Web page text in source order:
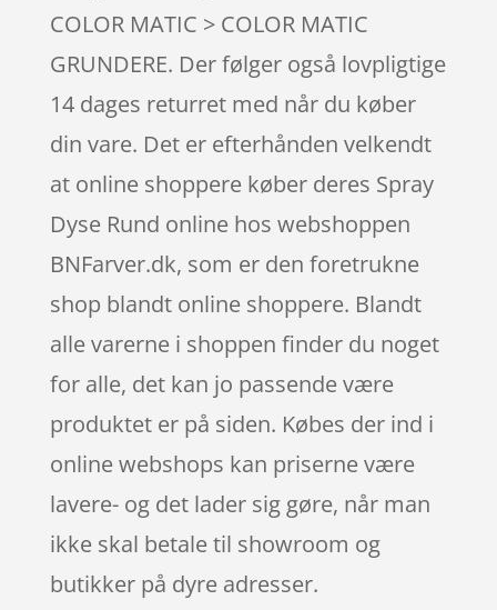
COLOR MATIC > COLOR MATIC
GRUNDERE. Der følger også lovpligtige
14 dages returret med når du køber
din vare. Det er efterhånden velkendt
at online shoppere køber deres Spray
Dyse Rund online hos webshoppen
BNFarver.dk, som er den foretrukne
shop blandt online shoppere. Blandt
alle varerne i shoppen finder du noget
for alle, det kan jo passende være
produktet er på siden. Købes der ind i
online webshops kan priserne være
lavere- og det lader sig gøre, når man
ikke skal betale til showroom og
butikker på dyre adresser.